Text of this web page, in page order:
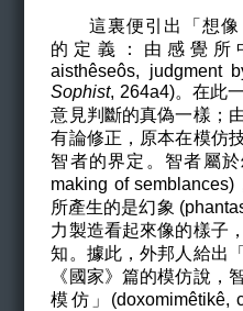
這裏便引出「想像
的定義：由感覺所
aisthêseôs, judgment
Sophist, 264a4)。在此
意見判斷的真偽一樣；
有論修正，原本在模仿
智者的界定。智者屬
making of semblances)
所產生的是幻象
力製造看起來像的樣子
知。據此，外邦人給出
《國家》篇的模仿說，
模仿」(doxomimêtikê,